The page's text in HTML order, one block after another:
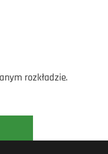
rozkładzie.